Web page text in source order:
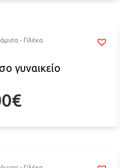
- Γιλέκα
γυναικείο
€